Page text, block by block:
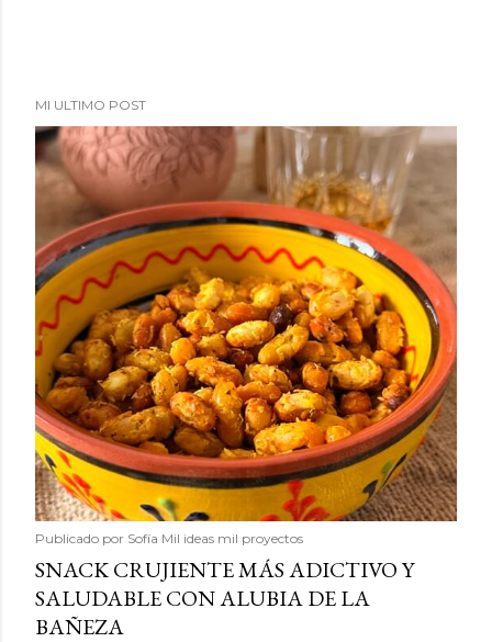
MI ULTIMO POST
Publicado por Sofía Mil ideas mil proyectos
SNACK CRUJIENTE MÁS ADICTIVO Y
SALUDABLE CON ALUBIA DE LA
BAÑEZA